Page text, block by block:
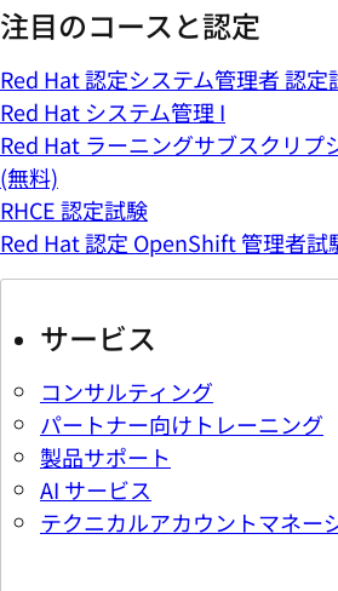
注目のコースと認定
Red Hat 認定システム管理者 認定
Red Hat システム管理 I
Red Hat ラーニングサブスクリプ
(無料)
RHCE 認定試験
Red Hat 認定 OpenShift 管理者試
サービス
コンサルティング
パートナー向けトレーニング
製品サポート
AI サービス
テクニカルアカウントマネー